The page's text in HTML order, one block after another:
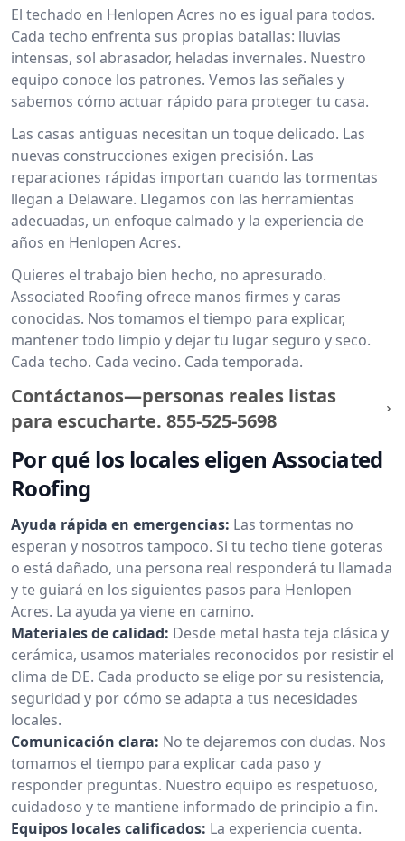
El techado en Henlopen Acres no es igual para todos.
Cada techo enfrenta sus propias batallas: lluvias
intensas, sol abrasador, heladas invernales. Nuestro
equipo conoce los patrones. Vemos las señales y
sabemos cómo actuar rápido para proteger tu casa.
Las casas antiguas necesitan un toque delicado. Las
nuevas construcciones exigen precisión. Las
reparaciones rápidas importan cuando las tormentas
llegan a Delaware. Llegamos con las herramientas
adecuadas, un enfoque calmado y la experiencia de
años en Henlopen Acres.
Quieres el trabajo bien hecho, no apresurado.
Associated Roofing ofrece manos firmes y caras
conocidas. Nos tomamos el tiempo para explicar,
mantener todo limpio y dejar tu lugar seguro y seco.
Cada techo. Cada vecino. Cada temporada.
Contáctanos—personas reales listas
para escucharte. 855-525-5698
Por qué los locales eligen Associated
Roofing
Ayuda rápida en emergencias: Las tormentas no
esperan y nosotros tampoco. Si tu techo tiene goteras
o está dañado, una persona real responderá tu llamada
y te guiará en los siguientes pasos para Henlopen
Acres. La ayuda ya viene en camino.
Materiales de calidad: Desde metal hasta teja clásica y
cerámica, usamos materiales reconocidos por resistir el
clima de DE. Cada producto se elige por su resistencia,
seguridad y por cómo se adapta a tus necesidades
locales.
Comunicación clara: No te dejaremos con dudas. Nos
tomamos el tiempo para explicar cada paso y
responder preguntas. Nuestro equipo es respetuoso,
cuidadoso y te mantiene informado de principio a fin.
Equipos locales calificados: La experiencia cuenta.